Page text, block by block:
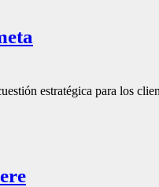
estratégica para los